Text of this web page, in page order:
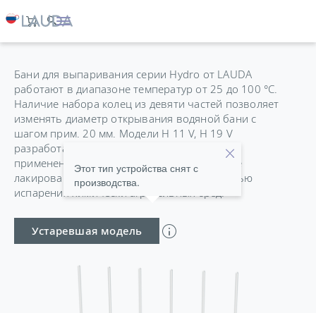
HYDRO H 9 V
Бани для выпаривания серии Hydro от LAUDA
работают в диапазоне температур от 25 до 100 °C.
Наличие набора колец из девяти частей позволяет
изменять диаметр открывания водяной бани с
шагом прим. 20 мм. Модели H 11 V, H 19 V
разработаны специально для защищенного
применения в вытяжных шкафах. Корпус не
лакированный, что вызвано необходимостью
испарения химически агрессивных сред.
Устаревшая модель
Этот тип устройства снят с
производства.